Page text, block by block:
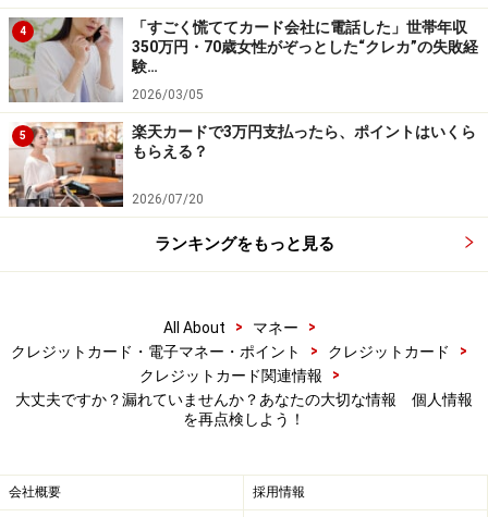
り、こうしたマーケットの中で、私たちがバラまいた個
人情報が勝手に売り買いされ、誰かが儲けているわけ
で、これは悔しいかぎりですね。
それでは、どうやって、こうした被害を防げばいいので
4
「すごく慌ててカード会社に電話した」世帯年収
350万円・70歳女性がぞっとした“クレカ”の失敗経
験…
2026/03/05
5
楽天カードで3万円支払ったら、ポイントはいくら
もらえる？
2026/07/20
ランキングをもっと見る
All About > マネー
>
クレジットカード・電子マネー・ポイント
> クレジットカード
>
クレジットカード関連情報
>
大丈夫ですか？漏れていませんか？あなたの大切な情報 個人情報
を再点検しよう！
会社概要 採用情報